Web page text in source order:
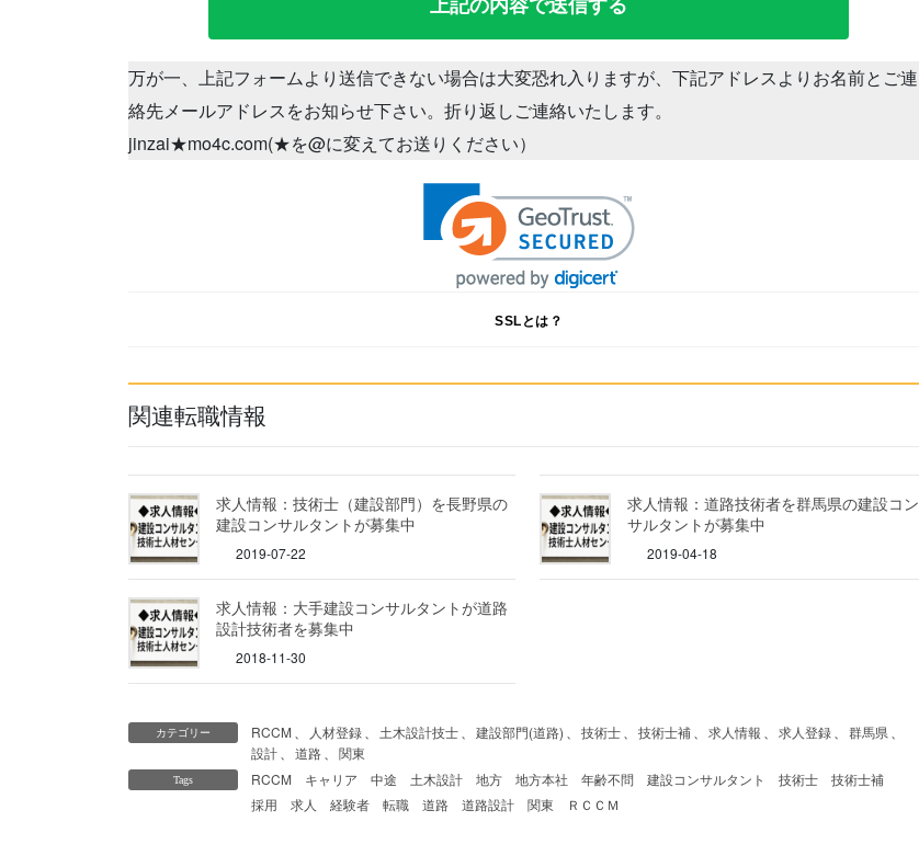
万が一、上記フォームより送信できない場合は大変恐れ入りますが、下記アドレスよりお名前とご連
絡先メールアドレスをお知らせ下さい。折り返しご連絡いたします。
jinzai★mo4c.com(★を@に変えてお送りください）
SSLとは？
関連転職情報
求人情報：技術士（建設部門）を長野県の
建設コンサルタントが募集中
2019-07-22
求人情報：道路技術者を群馬県の建設コン
サルタントが募集中
2019-04-18
求人情報：大手建設コンサルタントが道路
設計技術者を募集中
2018-11-30
カテゴリー RCCM 人材登録 土木設計技士 建設部門(道路) 技術士 技術士補 求人情報 求人登録 群馬県
設計
道路 関東
Tags RCCM キャリア 中途 土木設計 地方 地方本社 年齢不問 建設コンサルタント 技術士
技術士補
採用
求人 経験者 転職 道路 道路設計 関東 ＲＣＣＭ